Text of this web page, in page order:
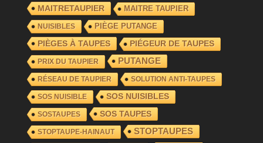
MAITRETAUPIER MAITRE TAUPIER
NUISIBLES PIÈGE PUTANGE
PIÈGES À TAUPES PIÉGEUR DE TAUPES
PRIX DU TAUPIER PUTANGE
RÉSEAU DE TAUPIER SOLUTION ANTI-TAUPES
SOS NUISIBLE SOS NUISIBLES
SOSTAUPES SOS TAUPES
STOPTAUPE-HAINAUT STOPTAUPES